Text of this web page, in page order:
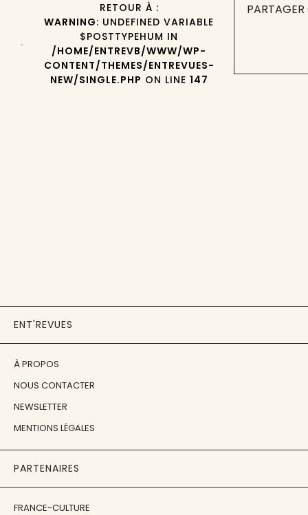
RETOUR À :
WARNING: UNDEFINED VARIABLE
$POSTTYPEHUM IN
/HOME/ENTREVB/WWW/WP-
CONTENT/THEMES/ENTREVUES-
NEW/SINGLE.PHP ON LINE 147
ENT'REVUES
À PROPOS
NOUS CONTACTER
NEWSLETTER
MENTIONS LÉGALES
PARTENAIRES
FRANCE-CULTURE